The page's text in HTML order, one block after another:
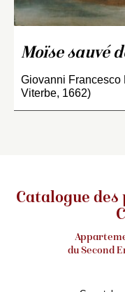
Moïse sauvé
Giovanni Francesco
Viterbe, 1662)
Catalogue
du Second